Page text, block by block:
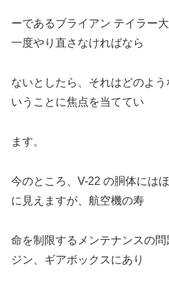
ーであるブライアン テイラー
一度やり直さなければなら
ないとしたら、それはどのよ
いうことに焦点を当ててい
ます。
今のところ、V-22 の胴体には
に見えますが、航空機の寿
命を制限するメンテナンスの
ジン、ギアボックスにあり